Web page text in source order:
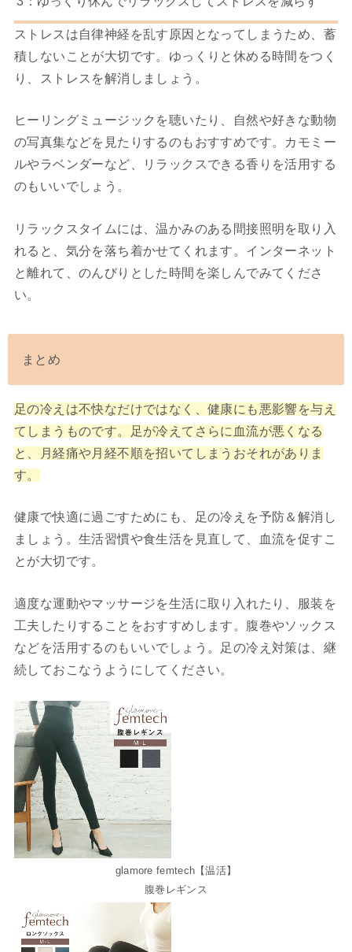
ストレスは自律神経を乱す原因となってしまうため、蓄
積しないことが大切です。ゆっくりと休める時間をつく
り、ストレスを解消しましょう。
ヒーリングミュージックを聴いたり、自然や好きな動物
の写真集などを見たりするのもおすすめです。カモミー
ルやラベンダーなど、リラックスできる香りを活用する
のもいいでしょう。
リラックスタイムには、温かみのある間接照明を取り入
れると、気分を落ち着かせてくれます。インターネット
と離れて、のんびりとした時間を楽しんでみてくださ
い。
まとめ
足の冷えは不快なだけではなく、健康にも悪影響を与え
てしまうものです。足が冷えてさらに血流が悪くなる
と、月経痛や月経不順を招いてしまうおそれがありま
す。
健康で快適に過ごすためにも、足の冷えを予防＆解消し
ましょう。生活習慣や食生活を見直して、血流を促すこ
とが大切です。
適度な運動やマッサージを生活に取り入れたり、服装を
工夫したりすることをおすすめします。腹巻やソックス
などを活用するのもいいでしょう。 足の冷え対策は、継
続しておこなうようにしてください。
glamore femtech【温活】
腹巻レギンス